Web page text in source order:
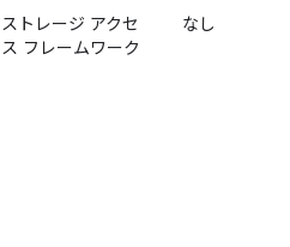
ストレージ アクセ
ス フレームワーク
なし